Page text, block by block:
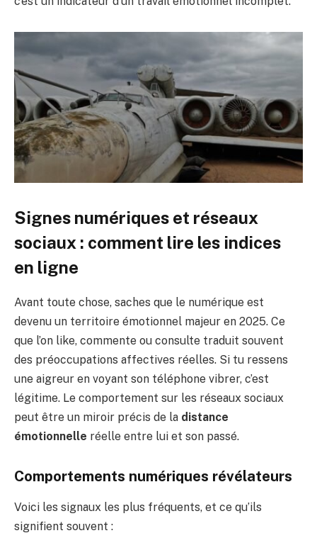
Signes numériques et réseaux
sociaux : comment lire les indices
en ligne
Avant toute chose, saches que le numérique est
devenu un territoire émotionnel majeur en 2025. Ce
que l’on like, commente ou consulte traduit souvent
des préoccupations affectives réelles. Si tu ressens
une aigreur en voyant son téléphone vibrer, c’est
légitime. Le comportement sur les réseaux sociaux
peut être un miroir précis de la distance
émotionnelle réelle entre lui et son passé.
Comportements numériques révélateurs
Voici les signaux les plus fréquents, et ce qu’ils
signifient souvent :